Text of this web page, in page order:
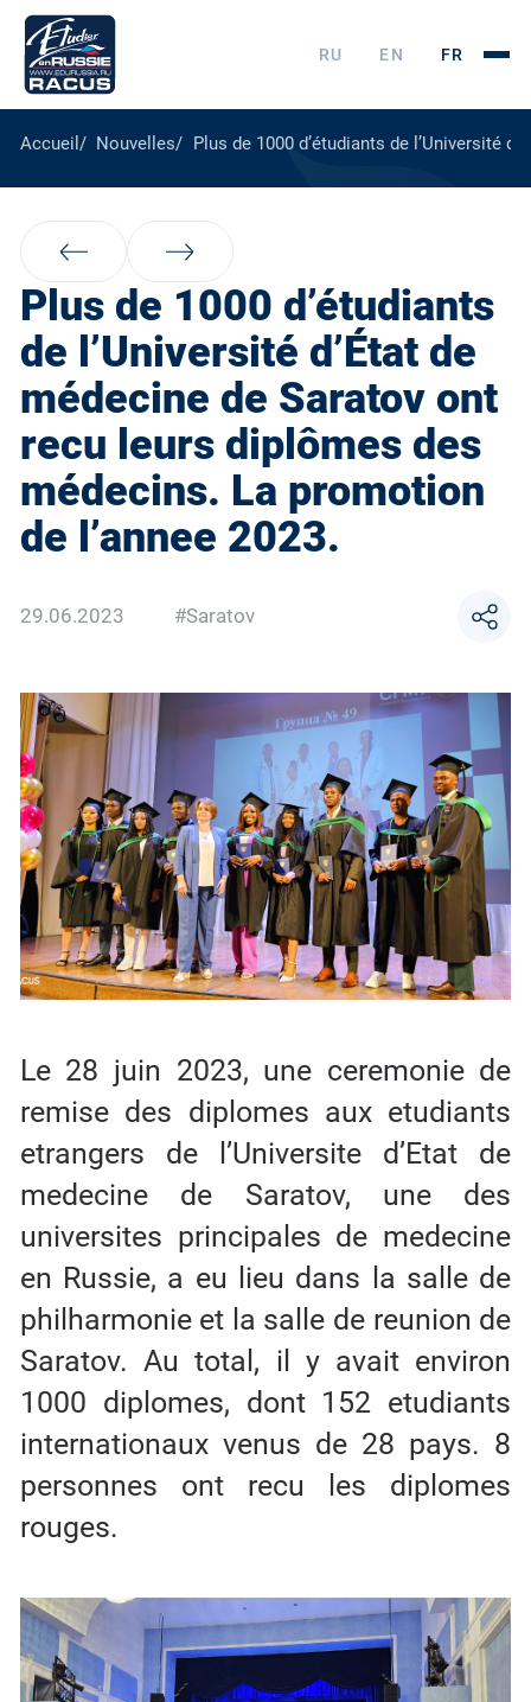
RU EN FR
Accueil Nouvelles Plus de 1000 d’étudiants de l’Université
Plus de 1000 d’étudiants
de l’Université d’État de
médecine de Saratov ont
recu leurs diplômes des
médecins. La promotion
de l’annee 2023.
29.06.2023 #Saratov
Le 28 juin 2023, une ceremonie de
remise des diplomes aux etudiants
etrangers de l’Universite d’Etat de
medecine de Saratov, une des
universites principales de medecine
en Russie, a eu lieu dans la salle de
philharmonie et la salle de reunion de
Saratov. Au total, il y avait environ
1000 diplomes, dont 152 etudiants
internationaux venus de 28 pays. 8
personnes ont recu les diplomes
rouges.